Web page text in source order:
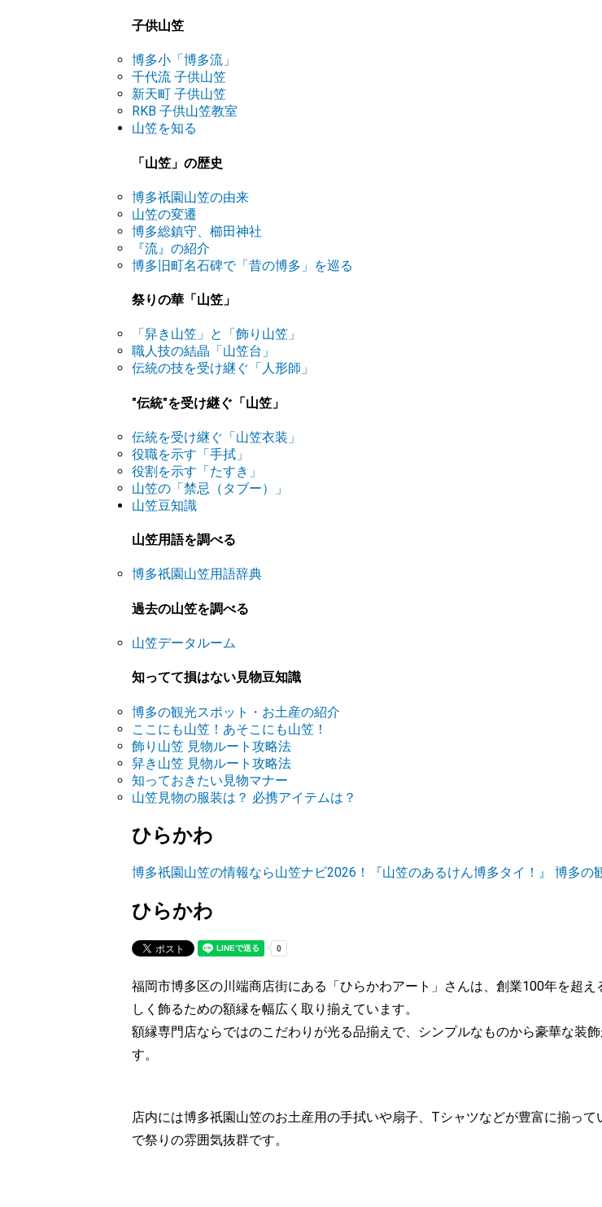
子供山笠
博多小「博多流」
千代流 子供山笠
新天町 子供山笠
RKB 子供山笠教室
山笠を知る
「山笠」の歴史
博多祇園山笠の由来
山笠の変遷
博多総鎮守、櫛田神社
『流』の紹介
博多旧町名石碑で「昔の博多」を巡る
祭りの華「山笠」
「舁き山笠」と「飾り山笠」
職人技の結晶「山笠台」
伝統の技を受け継ぐ「人形師」
"伝統"を受け継ぐ「山笠」
伝統を受け継ぐ「山笠衣装」
役職を示す「手拭」
役割を示す「たすき」
山笠の「禁忌（タブー）」
山笠豆知識
山笠用語を調べる
博多祇園山笠用語辞典
過去の山笠を調べる
山笠データルーム
知ってて損はない見物豆知識
博多の観光スポット・お土産の紹介
ここにも山笠！あそこにも山笠！
飾り山笠 見物ルート攻略法
舁き山笠 見物ルート攻略法
知っておきたい見物マナー
山笠見物の服装は？ 必携アイテムは？
ひらかわ
博多祇園山笠の情報なら山笠ナビ2026！ 『山笠のあるけん博多タイ！』 博多
ひらかわ
福岡市博多区の川端商店街にある「ひらかわアート」さんは、創業100年を超
しく飾るための額縁を幅広く取り揃えています。
額縁専門店ならではのこだわりが光る品揃えで、シンプルなものから豪華な装
す。
店内には博多祇園山笠のお土産用の手拭いや扇子、Tシャツなどが豊富に揃っ
で祭りの雰囲気抜群です。